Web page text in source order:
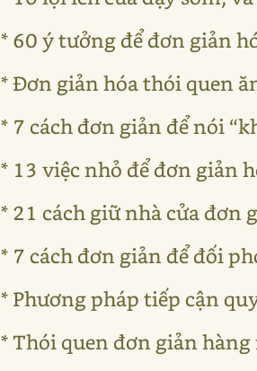
* 60 ý tưởng để đơn giản
* Đơn giản hóa thói quen
* 7 cách đơn giản để nói
* 13 việc nhỏ để đơn giản
* 21 cách giữ nhà cửa đơn
* 7 cách đơn giản để đối
* Phương pháp tiếp cận
* Thói quen đơn giản